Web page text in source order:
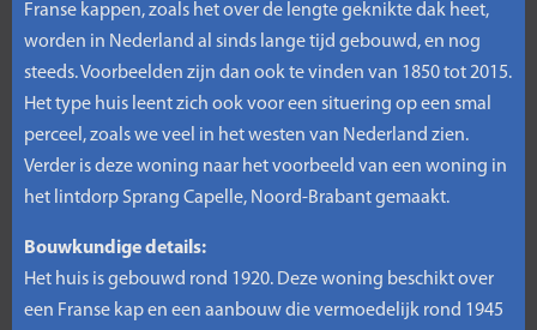
Franse kappen, zoals het over de lengte geknikte dak heet,
worden in Nederland al sinds lange tijd gebouwd, en nog
steeds. Voorbeelden zijn dan ook te vinden van 1850 tot 2015.
Het type huis leent zich ook voor een situering op een smal
perceel, zoals we veel in het westen van Nederland zien.
Verder is deze woning naar het voorbeeld van een woning in
het lintdorp Sprang Capelle, Noord-Brabant gemaakt.
Bouwkundige details:
Het huis is gebouwd rond 1920. Deze woning beschikt over
een Franse kap en een aanbouw die vermoedelijk rond 1945